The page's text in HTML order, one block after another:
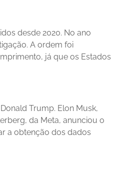
desde 2020. No ano
A ordem foi
já que os Estados
Trump. Elon Musk,
da Meta, anunciou o
a obtenção dos dados